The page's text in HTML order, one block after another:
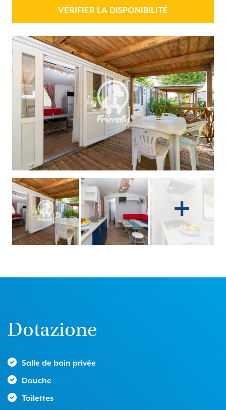
VÉRIFIER LA DISPONIBILITÉ
Dotazione
Salle de bain privée
Douche
Toilettes